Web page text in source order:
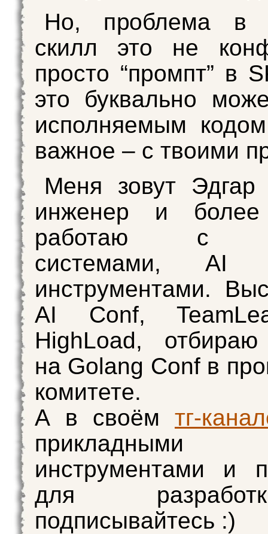
Но, проблема в
скилл это не
просто “промпт” в
это буквально
исполняемым
важное – с твоими
Меня зовут
инженер и
работаю с
системами,
инструментами.
AI Conf,
HighLoad,
на Golang Conf в
комитете.
А в своём тг-
инструментами и
для
подписывайтесь :)